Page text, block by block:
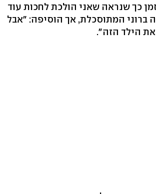
כך שנראה שאני הולכת לחכות עוד
ברוני המתוסכלת, אך הוסיפה: "אבל
הילד הזה".